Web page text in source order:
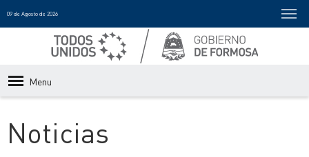
09 de Agosto de 2026
Menu
Noticias